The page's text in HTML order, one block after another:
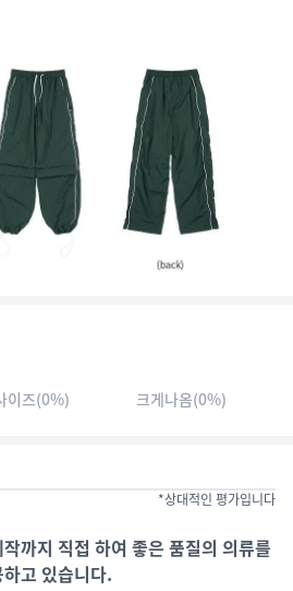
이즈(0%) 크게나옴(0%)
*상대적인 평가입니다
까지 직접 하여 좋은 품질의 의류를
고 있습니다.